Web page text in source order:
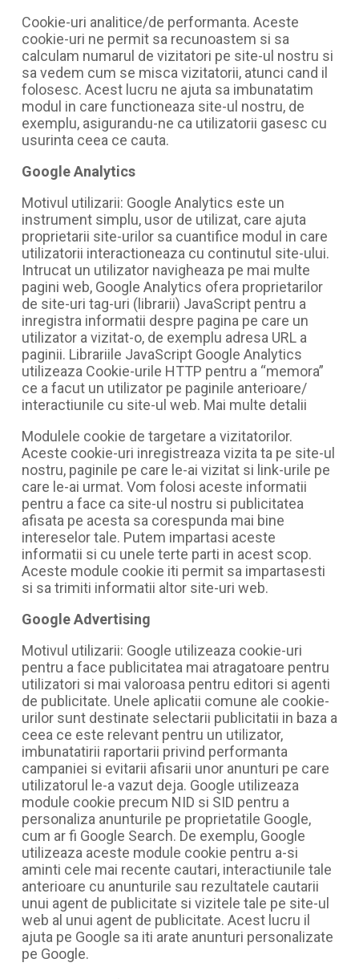
Cookie-uri analitice/de performanta. Aceste
cookie-uri ne permit sa recunoastem si sa
calculam numarul de vizitatori pe site-ul nostru si
sa vedem cum se misca vizitatorii, atunci cand il
folosesc. Acest lucru ne ajuta sa imbunatatim
modul in care functioneaza site-ul nostru, de
exemplu, asigurandu-ne ca utilizatorii gasesc cu
usurinta ceea ce cauta.
Google Analytics
Motivul utilizarii: Google Analytics este un
instrument simplu, usor de utilizat, care ajuta
proprietarii site-urilor sa cuantifice modul in care
utilizatorii interactioneaza cu continutul site-ului.
Intrucat un utilizator navigheaza pe mai multe
pagini web, Google Analytics ofera proprietarilor
de site-uri tag-uri (librarii) JavaScript pentru a
inregistra informatii despre pagina pe care un
utilizator a vizitat-o, de exemplu adresa URL a
paginii. Librariile JavaScript Google Analytics
utilizeaza Cookie-urile HTTP pentru a “memora”
ce a facut un utilizator pe paginile anterioare/
interactiunile cu site-ul web. Mai multe detalii
Modulele cookie de targetare a vizitatorilor.
Aceste cookie-uri inregistreaza vizita ta pe site-ul
nostru, paginile pe care le-ai vizitat si link-urile pe
care le-ai urmat. Vom folosi aceste informatii
pentru a face ca site-ul nostru si publicitatea
afisata pe acesta sa corespunda mai bine
intereselor tale. Putem impartasi aceste
informatii si cu unele terte parti in acest scop.
Aceste module cookie iti permit sa impartasesti
si sa trimiti informatii altor site-uri web.
Google Advertising
Motivul utilizarii: Google utilizeaza cookie-uri
pentru a face publicitatea mai atragatoare pentru
utilizatori si mai valoroasa pentru editori si agenti
de publicitate. Unele aplicatii comune ale cookie-
urilor sunt destinate selectarii publicitatii in baza a
ceea ce este relevant pentru un utilizator,
imbunatatirii raportarii privind performanta
campaniei si evitarii afisarii unor anunturi pe care
utilizatorul le-a vazut deja. Google utilizeaza
module cookie precum NID si SID pentru a
personaliza anunturile pe proprietatile Google,
cum ar fi Google Search. De exemplu, Google
utilizeaza aceste module cookie pentru a-si
aminti cele mai recente cautari, interactiunile tale
anterioare cu anunturile sau rezultatele cautarii
unui agent de publicitate si vizitele tale pe site-ul
web al unui agent de publicitate. Acest lucru il
ajuta pe Google sa iti arate anunturi personalizate
pe Google.